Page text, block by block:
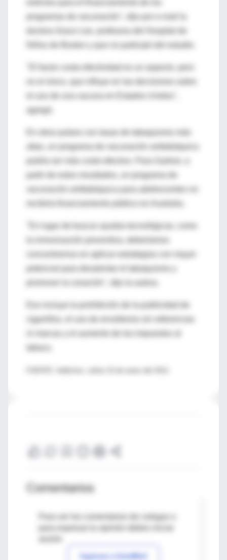
programas de vacunación", dijo por e-mail la
"El factor costo-efectividad es un aspecto, pero
agregó.
En otros países con tasas de tabaquismo más
altas, un programa de vacunación antitabáquica
partir de estos resultados, un programa de
vacunación antitabáquica para adolescentes no
"En lugar de buscar ayudas tecnológicas, como
concentrarnos en aplicar estrategias con mayor
potencial para desalentar el tabaquismo y
cigarrillos, el uso de envoltorios sin referencias
Comentarios
Para ver los comentarios de colegas o
Ingresar a IntraMed